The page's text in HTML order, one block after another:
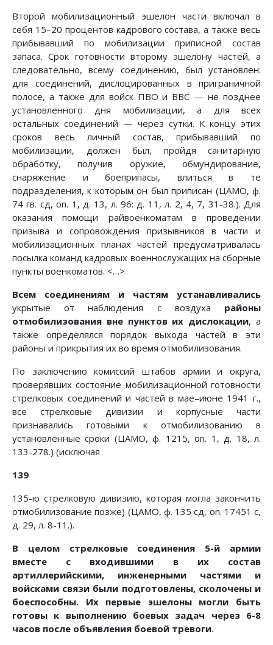
Второй мобилизационный эшелон части включал в
себя 15–20 процентов кадрового состава, а также весь
прибывавший по мобилизации приписной состав
запаса. Срок готовности второму эшелону частей, а
следовательно, всему соединению, был установлен:
для соединений, дислоцированных в приграничной
полосе, а также для войск ПВО и ВВС — не позднее
установленного дня мобилизации, а для всех
остальных соединений — через сутки. К концу этих
сроков весь личный состав, прибывавший по
мобилизации, должен был, пройдя санитарную
обработку, получив оружие, обмундирование,
снаряжение и боеприпасы, влиться в те
подразделения, к которым он был приписан (ЦАМО, ф.
74 гв. сд, on. 1, д. 13, л. 96: д. 11, л. 2, 4, 7, 31-38.). Для
оказания помощи райвоенкоматам в проведении
призыва и сопровождения призывников в части и
мобилизационных планах частей предусматривалась
посылка команд кадровых военнослужащих на сборные
пункты военкоматов. <…>
Всем соединениям и частям устанавливались
укрытые от наблюдения с воздуха районы
отмобилизования вне пунктов их дислокации, а
также определялся порядок выхода частей в эти
районы и прикрытия их во время отмобилизования.
По заключению комиссий штабов армии и округа,
проверявших состояние мобилизационной готовности
стрелковых соединений и частей в мае–июне 1941 г.,
все стрелковые дивизии и корпусные части
признавались готовыми к отмобилизованию в
установленные сроки (ЦАМО, ф. 1215, on. 1, д. 18, л.
133-278.) (исключая
139
135-ю стрелковую дивизию, которая могла закончить
отмобилизование позже) (ЦАМО, ф. 135 сд, on. 17451 с,
д. 29, л. 8-11.).
В целом стрелковые соединения 5-й армии
вместе с входившими в их состав
артиллерийскими, инженерными частями и
войсками связи были подготовлены, сколочены и
боеспособны. Их первые эшелоны могли быть
готовы к выполнению боевых задач через 6-8
часов после объявления боевой тревоги.